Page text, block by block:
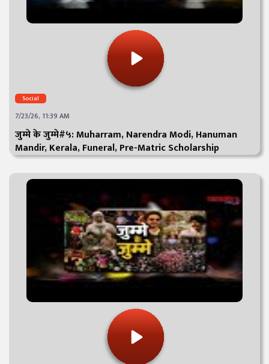
Social
7/23/26, 11:39 AM
जुम्मे के जुम्मे#५: Muharram, Narendra Modi, Hanuman
Mandir, Kerala, Funeral, Pre-Matric Scholarship